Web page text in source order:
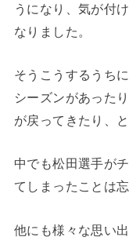
うになり、気が付
なりました。
そうこうするうち
シーズンがあった
が戻ってきたり、
中でも松田選手が
てしまったことは
他にも様々な思い